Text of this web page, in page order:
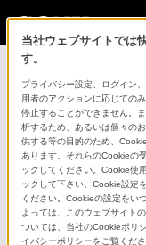
「で
当社ウェブサイトでは
す。
プライバシー設定、ログイン
用者のアクションに応じての
停止することができません。
析するため、あるいは個々の
供する等の目的のため、
あります。それらのCookieの
ックしてください。Cookie使
ックして下さい。Cookie設定
ください。Cookieの設定をい
よっては、このウェブサイト
ついては、当社のCookieポリ
イバシーポリシーをご覧くださ